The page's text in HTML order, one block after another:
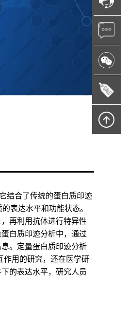
结合了传统的蛋白质印迹
表达水平和功能状态。
再利用抗体进行特异性
白质印迹分析中，通过
。定量蛋白质印迹分析
作用的研究，还在医学研
的表达水平，研究人员